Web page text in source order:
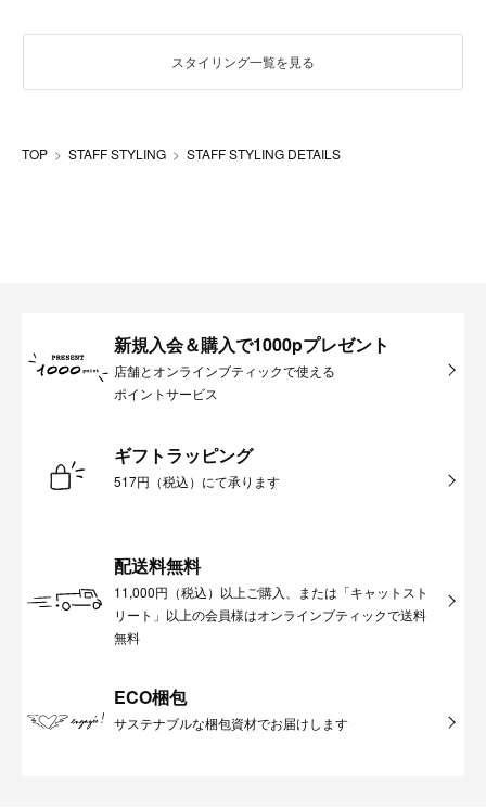
スタイリング一覧を見る
TOP STAFF STYLING STAFF STYLING DETAILS
新規入会＆購入で1000pプレゼント
店舗とオンラインブティックで使える
ポイントサービス
ギフトラッピング
517円（税込）にて承ります
配送料無料
11,000円（税込）以上ご購入、または「キャットスト
リート」以上の会員様はオンラインブティックで送料
無料
ECO梱包
サステナブルな梱包資材でお届けします